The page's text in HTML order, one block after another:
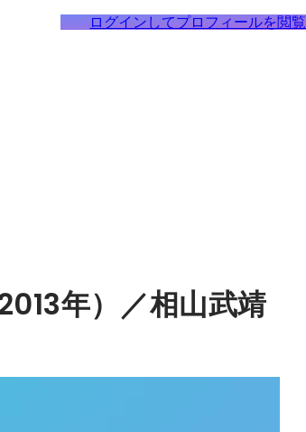
ログインしてプロフィールを閲覧
年）／相山武靖